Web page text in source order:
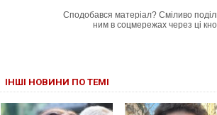
Сподобався матеріал? Сміливо
ним в соцмережах через ці
ІНШІ НОВИНИ ПО ТЕМІ